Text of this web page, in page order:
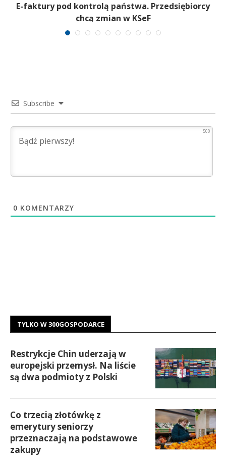
E-faktury pod kontrolą państwa. Przedsiębiorcy
chcą zmian w KSeF
Subscribe
500
0 KOMENTARZY
TYLKO W 300GOSPODARCE
Restrykcje Chin uderzają w
europejski przemysł. Na liście
są dwa podmioty z Polski
Co trzecią złotówkę z
emerytury seniorzy
przeznaczają na podstawowe
zakupy